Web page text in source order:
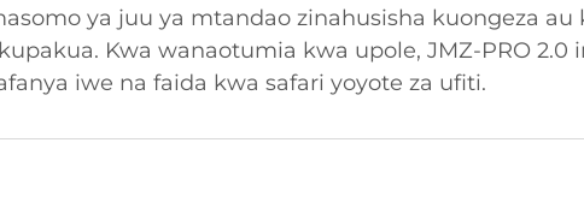
ya juu ya mtandao zinahusisha kuongeza
Kwa wanaotumia kwa upole, JMZ-PRO
iwe na faida kwa safari yoyote za ufiti.